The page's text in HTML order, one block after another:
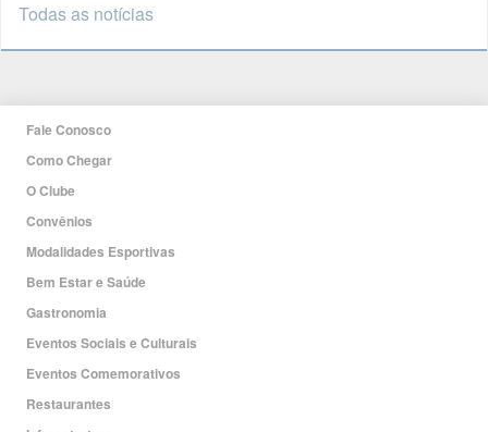
Todas as notícias
Fale Conosco
Como Chegar
O Clube
Convênios
Modalidades Esportivas
Bem Estar e Saúde
Gastronomia
Eventos Sociais e Culturais
Eventos Comemorativos
Restaurantes